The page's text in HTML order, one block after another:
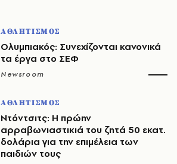
ΑΘΛΗΤΙΣΜΟΣ
Ολυμπιακός: Συνεχίζονται κανονικά
τα έργα στο ΣΕΦ
Newsroom
ΑΘΛΗΤΙΣΜΟΣ
Ντόντσιτς: Η πρώην
αρραβωνιαστικιά του ζητά 50 εκατ.
δολάρια για την επιμέλεια των
παιδιών τους